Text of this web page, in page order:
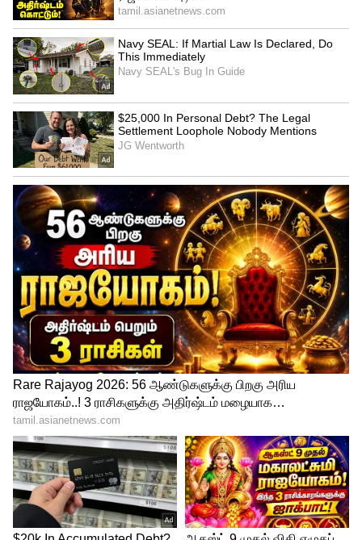
கடக ராசி
இந்த ராசியில் குரு உச்சம் பெற்று, சனியின்
பார்வை பாக்கிய ஸ்தானத்தில் இருப்பதால்,
இவர்களின் கனவுகள் நனவாகும். வேலை
இல்லாமை, மோசமான நிதிநிலை, குடும்பப்
பிரச்னைகள் போன்ற சிக்கல்கள் விரைவில்
தீரும். சொத்துத் தகராறுகள் முடிவுக்கு
வரும். வருமான வழிகள் உருவாகும்.
பெற்றோரிடமிருந்து உதவி கிடைக்கும்.
ஆரோக்கியம் மேம்படும்.
Labh Drishti Rajyog 2026: குரு - செவ்வாய்
இணைவு.! 4 ராசிகளின் தலைவிதியே
மாறப்போகுது.!